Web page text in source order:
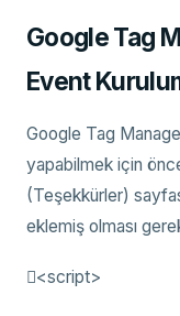
Google Tag
Event
Google Tag
yapabilmek için
(Teşekkürler)
eklemiş olması
<script>